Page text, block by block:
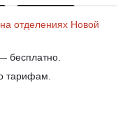
отделениях Новой
бесплатно.
тарифам.